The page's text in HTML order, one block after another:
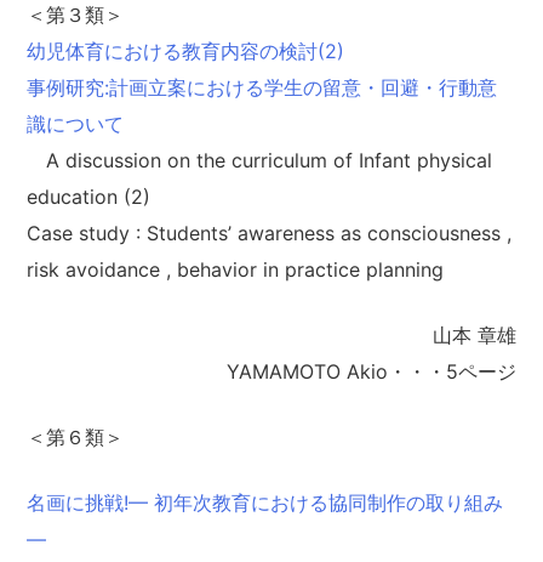
＜第３類＞
幼児体育における教育内容の検討(2)
事例研究:計画立案における学生の留意・回避・行動意
識について
A discussion on the curriculum of Infant physical
education (2)
Case study : Students’ awareness as consciousness ,
risk avoidance , behavior in practice planning
山本 章雄
YAMAMOTO Akio・・・5ページ
＜第６類＞
名画に挑戦!— 初年次教育における協同制作の取り組み
—